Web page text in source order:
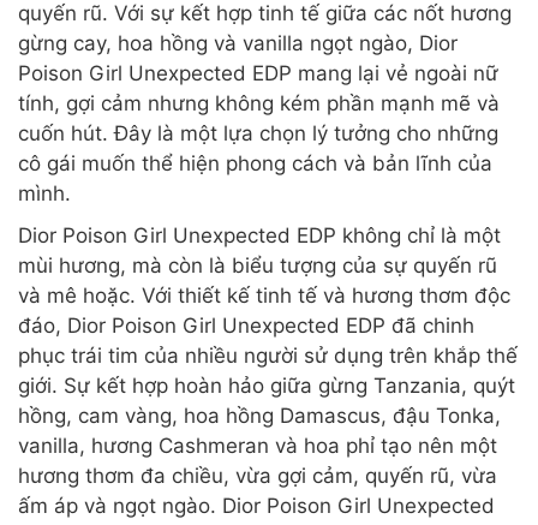
quyến rũ. Với sự kết hợp tinh tế giữa các nốt hương
gừng cay, hoa hồng và vanilla ngọt ngào, Dior
Poison Girl Unexpected EDP mang lại vẻ ngoài nữ
tính, gợi cảm nhưng không kém phần mạnh mẽ và
cuốn hút. Đây là một lựa chọn lý tưởng cho những
cô gái muốn thể hiện phong cách và bản lĩnh của
mình.
Dior Poison Girl Unexpected EDP không chỉ là một
mùi hương, mà còn là biểu tượng của sự quyến rũ
và mê hoặc. Với thiết kế tinh tế và hương thơm độc
đáo, Dior Poison Girl Unexpected EDP đã chinh
phục trái tim của nhiều người sử dụng trên khắp thế
giới. Sự kết hợp hoàn hảo giữa gừng Tanzania, quýt
hồng, cam vàng, hoa hồng Damascus, đậu Tonka,
vanilla, hương Cashmeran và hoa phỉ tạo nên một
hương thơm đa chiều, vừa gợi cảm, quyến rũ, vừa
ấm áp và ngọt ngào. Dior Poison Girl Unexpected